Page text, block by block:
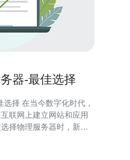
器-最佳选择
时代，
联网上建立网站和应用
择物理服务器时，新加
络连接而闻名。CN2网